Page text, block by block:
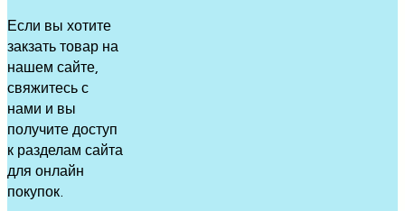
Если вы хотите
закзать товар на
нашем сайте,
свяжитесь с
нами и вы
получите доступ
к разделам сайта
для онлайн
покупок.